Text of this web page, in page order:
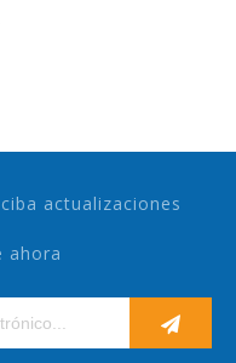
actualizaciones
ahora